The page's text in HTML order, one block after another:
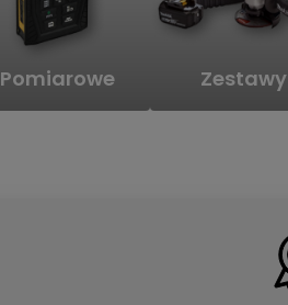
Pomiarowe Zestawy